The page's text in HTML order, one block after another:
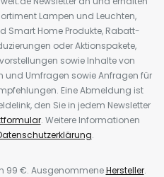
Lampen und Leuchten,
Smart Home Produkte, Rabatt-
oder Aktionspakete,
sowie Inhalte von
Umfragen sowie Anfragen für
Eine Abmeldung ist
den Sie in jedem Newsletter
. Weitere Informationen
.
99 €. AusgenommeneHersteller.